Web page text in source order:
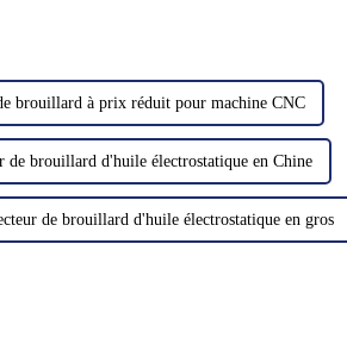
brouillard à prix réduit pour machine CNC
de brouillard d'huile électrostatique en Chine
de brouillard d'huile électrostatique en gros